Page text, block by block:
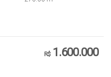
R$1.600.000